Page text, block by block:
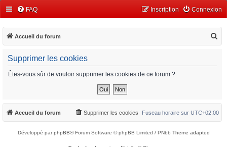
FAQ Connexion
Inscription
Accueil du forum
h
Supprimer les cookies
Êtes-vous sûr de vouloir supprimer les cookies de ce forum ?
Accueil du forum Fuseau horaire sur UTC+02:00
Supprimer les cookies
Développé parphpBB® Forum Software © phpBB Limited / PNbb Theme adapted